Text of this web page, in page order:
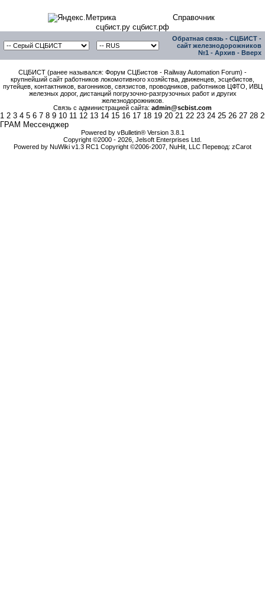
Справочник
сцбист.ру сцбист.рф
Обратная связь - СЦБИСТ -
сайт железнодорожников
№1 - Архив - Вверх
СЦБИСТ (ранее назывался: Форум СЦБистов - Railway Automation Forum) -
крупнейший сайт работников локомотивного хозяйства, движенцев, эсцебистов,
путейцев, контактников, вагонников, связистов, проводников, работников ЦФТО, ИВЦ
железных дорог, дистанций погрузочно-разгрузочных работ и других
железнодорожников.
Связь с администрацией сайта: admin@scbist.com
1 2 3 4 5 6 7 8 9 10 11 12 13 14 15 16 17 18 19 20 21 22 23 24 25 26 27 28
ГРАМ Мессенджер
Powered by vBulletin® Version 3.8.1
Copyright ©2000 - 2026, Jelsoft Enterprises Ltd.
Powered by NuWiki v1.3 RC1 Copyright ©2006-2007, NuHit, LLC Перевод: zCarot